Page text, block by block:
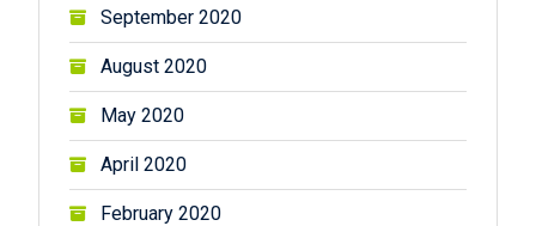
September 2020
August 2020
May 2020
April 2020
February 2020